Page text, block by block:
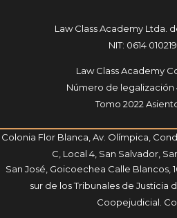
Law Class Academy Ltda.
NIT: 0614
Law Class Academy
Número de legalización
Tomo 2022
Colonia Flor Blanca, Av. Olímpica,
C, Local 4, San Salvador,
San José, Goicoechea Calle Blancos,
sur de los Tribunales de Justicia
Coopejudicial.